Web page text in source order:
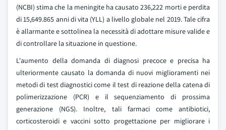
(NCBI) stima che la meningite ha causato 236,222 morti e perdita
di 15,649.865 anni di vita (YLL) a livello globale nel 2019. Tale cifra
è allarmante e sottolinea la necessità di adottare misure valide e
di controllare la situazione in questione.
L'aumento della domanda di diagnosi precoce e precisa ha
ulteriormente causato la domanda di nuovi miglioramenti nei
metodi di test diagnostici come il test di reazione della catena di
polimerizzazione (PCR) e il sequenziamento di prossima
generazione (NGS). Inoltre, tali farmaci come antibiotici,
corticosteroidi e vaccini sotto progettazione per migliorare i